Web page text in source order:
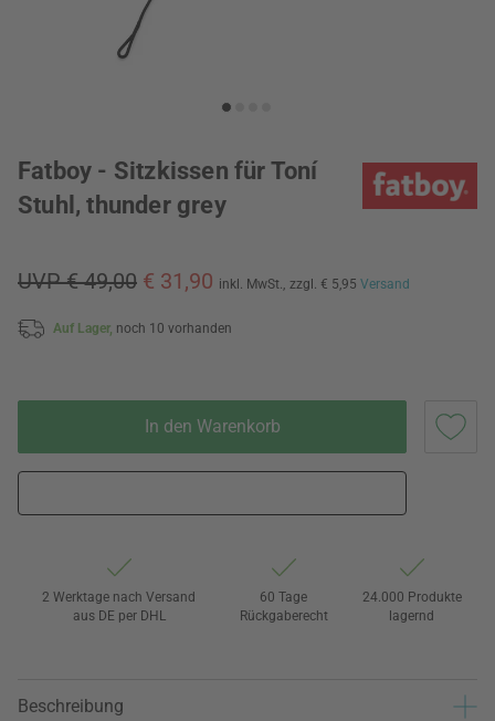
Fatboy - Sitzkissen für Toní
Stuhl, thunder grey
UVP € 49,00 € 31,90 inkl. MwSt., zzgl. € 5,95 Versand
Auf Lager, noch 10 vorhanden
In den Warenkorb
2 Werktage nach Versand
aus DE per DHL
60 Tage
Rückgaberecht
24.000 Produkte
lagernd
Beschreibung